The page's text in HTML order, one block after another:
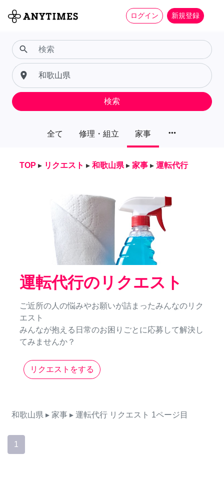
ログイン 新規登録
全て 修理・組立 家事 more_horiz
search
place
検索
TOP ▸ リクエスト ▸ 和歌山県 ▸ 家事 ▸ 運転代行
運転代行のリクエスト
ご近所の人の悩みやお願いが詰まったみんなのリク
エスト
みんなが抱える日常のお困りごとに応募して解決し
てみませんか？
リクエストをする
和歌山県 ▸ 家事 ▸ 運転代行 リクエスト 1ページ目
1